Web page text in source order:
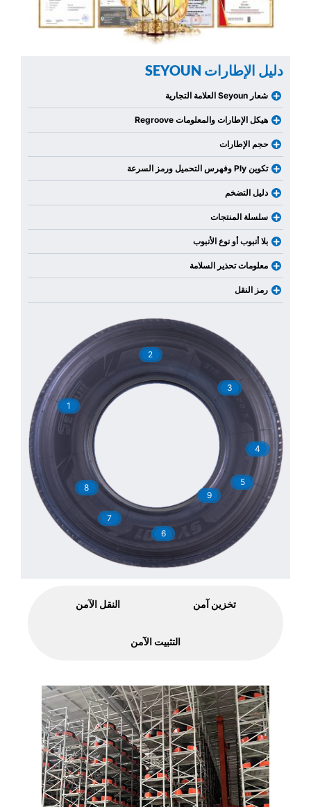
دليل الإطارات SEYOUN
شعار Seyoun العلامة التجارية
هيكل الإطارات والمعلومات Regroove
حجم الإطارات
تكوين Ply وفهرس التحميل ورمز السرعة
دليل التضخم
سلسلة المنتجات
بلا أنبوب أو نوع الأنبوب
معلومات تحذير السلامة
رمز النقل
1
2
3
4
5
6
7
8
9
تخزين آمن النقل الآمن
التثبيت الآمن